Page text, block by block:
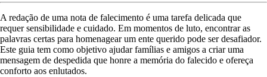
A redação de uma nota de falecimento é uma tarefa delicada que
requer sensibilidade e cuidado. Em momentos de luto, encontrar as
palavras certas para homenagear um ente querido pode ser desafiador.
Este guia tem como objetivo ajudar famílias e amigos a criar uma
mensagem de despedida que honre a memória do falecido e ofereça
conforto aos enlutados.